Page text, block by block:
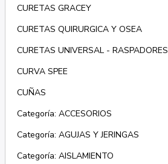
CURETAS GRACEY
CURETAS QUIRURGICA Y OSEA
CURETAS UNIVERSAL - RASPADORES
CURVA SPEE
CUÑAS
Categoría: ACCESORIOS
Categoría: AGUJAS Y JERINGAS
Categoría: AISLAMIENTO